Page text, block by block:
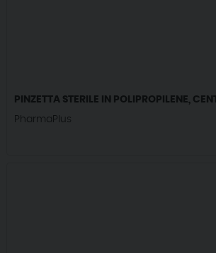
PINZETTA STERILE IN POLIPROPILENE,
PharmaPlus